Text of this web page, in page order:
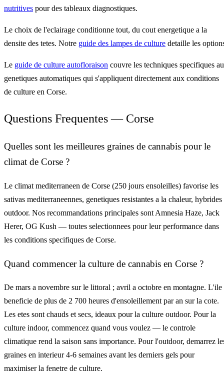
nutritives pour des tableaux diagnostiques.
Le choix de l'eclairage conditionne tout, du cout energetique a la
densite des tetes. Notre guide des lampes de culture detaille les
Le guide de culture autofloraison couvre les techniques specifiques
genetiques automatiques qui s'appliquent directement aux conditions
de culture en Corse.
Questions Frequentes — Corse
Quelles sont les meilleures graines de cannabis pour le
climat de Corse ?
Le climat mediterraneen de Corse (250 jours ensoleilles) favorise les
sativas mediterraneennes, genetiques resistantes a la chaleur, hybrides
outdoor. Nos recommandations principales sont Amnesia Haze, Jack
Herer, OG Kush — toutes selectionnees pour leur performance dans
les conditions specifiques de Corse.
Quand commencer la culture de cannabis en Corse ?
De mars a novembre sur le littoral ; avril a octobre en montagne. L'ile
beneficie de plus de 2 700 heures d'ensoleillement par an sur la cote.
Les etes sont chauds et secs, ideaux pour la culture outdoor. Pour la
culture indoor, commencez quand vous voulez — le controle
climatique rend la saison sans importance. Pour l'outdoor, demarrez
graines en interieur 4-6 semaines avant les derniers gels pour
maximiser la fenetre de culture.